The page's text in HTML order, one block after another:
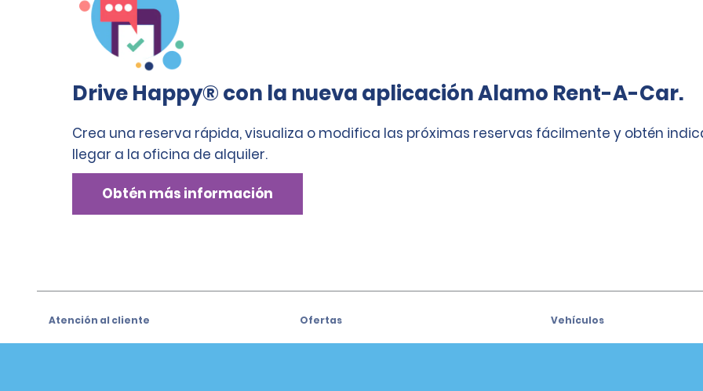
Drive Happy® con la nueva aplicación Alamo Rent-A-Car.
Crea una reserva rápida, visualiza o modifica las próximas reservas fácilmente y obtén
llegar a la oficina de alquiler.
Obtén más información
Atención al cliente Ofertas Vehículos